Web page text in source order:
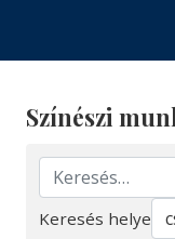
Színészi
Keresés helye